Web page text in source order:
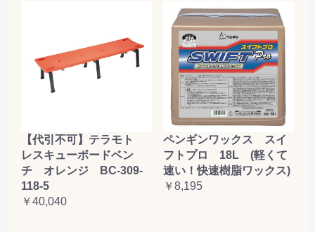
【代引不可】テラモト
レスキューボードベン
チ オレンジ BC-309-
118-5
￥40,040
ペンギンワックス スイ
フトプロ 18L (軽くて
速い！快速樹脂ワックス)
￥8,195